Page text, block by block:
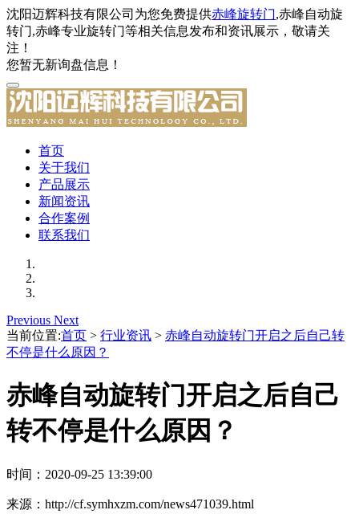
沈阳迈辉科技有限公司为您免费提供赤峰旋转门,赤峰自动旋
转门,赤峰专业旋转门等相关信息发布和资讯展示，敬请关
注！
您暂无新询盘信息！
首页
关于我们
产品展示
新闻资讯
合作案例
联系我们
Previous Next
当前位置:首页 > 行业资讯 > 赤峰自动旋转门开启之后自己转
不停是什么原因？
赤峰自动旋转门开启之后自己
转不停是什么原因？
时间：2020-09-25 13:39:00
来源：http://cf.symhxzm.com/news471039.html